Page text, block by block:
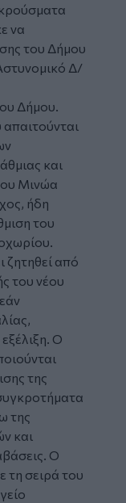
να
του Δήμου
Δ/
Δήμου.
και
Μινώα
ήδη
του
ζητηθεί από
του νέου
Ο
της
της
και
Ο
τη σειρά του